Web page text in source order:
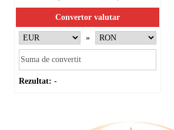
Convertor valutar
»
Rezultat: -